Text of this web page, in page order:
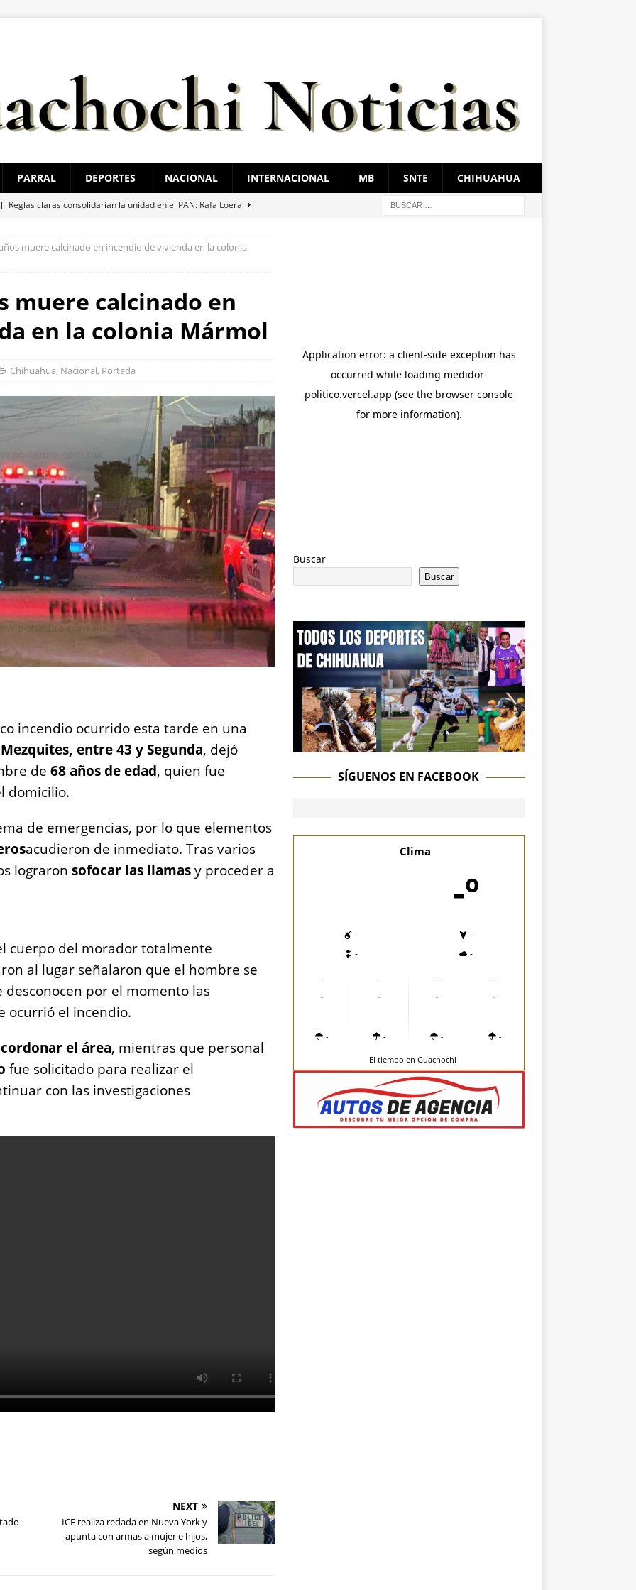
PARRAL DEPORTES NACIONAL INTERNACIONAL MB SNTE CHIHUAHUA
Reglas claras consolidarían la unidad en el PAN: Rafa Loera
] Localizan sin vida a un joven en vivienda de la colonia Ponce de
]
Choque en la avenida 20 de Noviembre deja dos lesionados
] Cateos en Juárez aseguran un tigre de bengala, un lagarto y
por homicidio
ESTATAL
muere calcinado en incendio de vivienda en la colonia
muere calcinado en
en la colonia Mármol
Chihuahua, Nacional, Portada
incendio ocurrido esta tarde en una
entre 43 y Segunda, dejó
de 68 años de edad, quien fue
domicilio.
de emergencias, por lo que elementos
acudieron de inmediato. Tras varios
lograron sofocar las llamasy proceder a
cuerpo del morador totalmente
al lugar señalaron que el hombre se
desconocen por el momento las
ocurrió el incendio.
el área, mientras que personal
fue solicitado para realizar el
con las investigaciones
NEXT
ICE realiza redada en Nueva York y
apunta con armas a mujer e hijos,
según medios
Buscar
Buscar
SÍGUENOS EN FACEBOOK
Clima
-º
-
-
-
-
-
-
-
-
-
-
-
-
-
-
-
-
El tiempo en Guachochi